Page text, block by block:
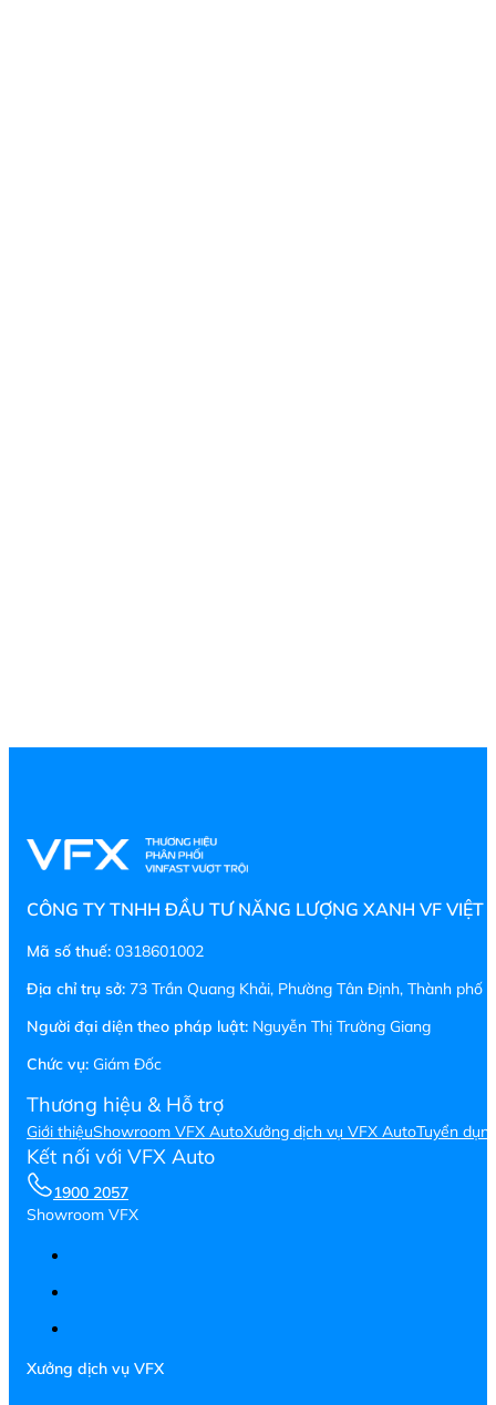
CÔNG TY TNHH ĐẦU TƯ NĂNG LƯỢNG XANH VF VIỆT
Mã số thuế: 0318601002
Địa chỉ trụ sở: 73 Trần Quang Khải, Phường Tân Định, Thành phố
Người đại diện theo pháp luật: Nguyễn Thị Trường Giang
Chức vụ: Giám Đốc
Thương hiệu & Hỗ trợ
Giới thiệuShowroom VFX AutoXưởng dịch vụ VFX AutoTuyển
Kết nối với VFX Auto
1900 2057
Showroom VFX
Xưởng dịch vụ VFX